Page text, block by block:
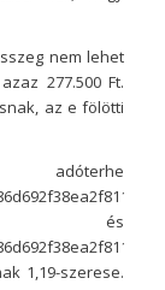
nem lehet
277.500 Ft.
az e fölötti
1,19-szerese.